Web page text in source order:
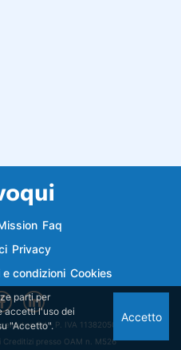
Faq
Privacy
e condizioni Cookies
Srl - P. IVA 11382050018
presso OAM n. M526
parti per
accetti l'uso dei
"Accetto".
Accetto